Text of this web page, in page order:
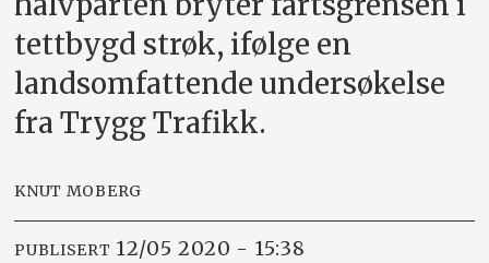
tettbygd strøk, ifølge en
landsomfattende undersøkelse
fra Trygg Trafikk.
KNUT MOBERG
PUBLISERT 12/05 2020 - 15:38